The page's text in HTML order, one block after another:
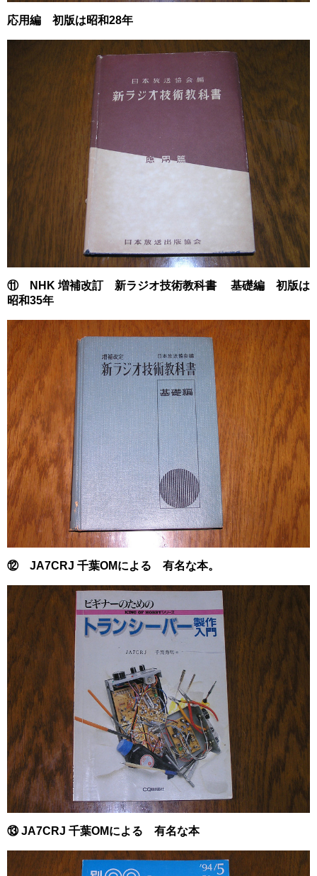
応用編 初版は昭和28年
⑪ NHK 増補改訂 新ラジオ技術教科書 基礎編 初版は
昭和35年
⑫ JA7CRJ 千葉OMによる 有名な本。
⑬ JA7CRJ 千葉OMによる 有名な本